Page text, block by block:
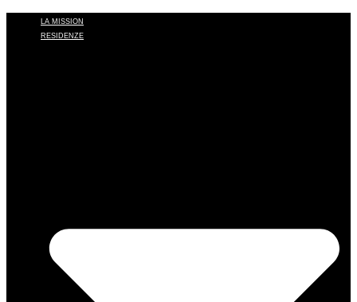
LA MISSION
RESIDENZE